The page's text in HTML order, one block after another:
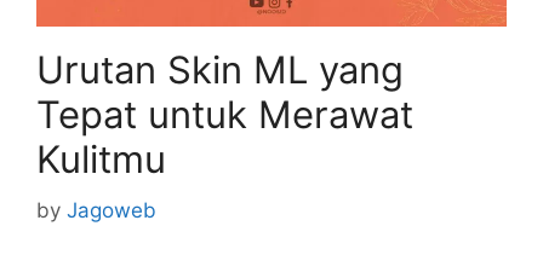
Urutan Skin ML yang
Tepat untuk Merawat
Kulitmu
by Jagoweb